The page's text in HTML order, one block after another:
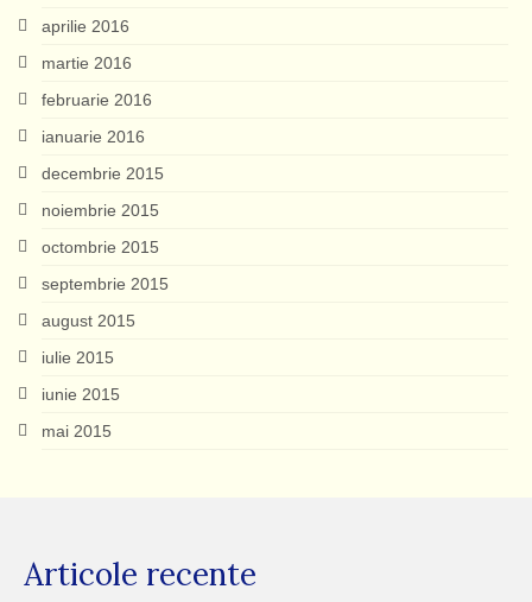
aprilie 2016
martie 2016
februarie 2016
ianuarie 2016
decembrie 2015
noiembrie 2015
octombrie 2015
septembrie 2015
august 2015
iulie 2015
iunie 2015
mai 2015
Articole recente